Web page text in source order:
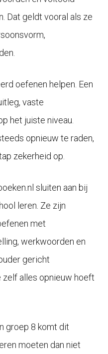
Dat geldt vooral als ze
oefenen helpen. Een
vaste
het juiste niveau.
opnieuw te raden,
zekerheid op.
sluiten aan bij
leren. Ze zijn
met
werkwoorden en
gericht
zelf alles opnieuw hoeft
groep 8 komt dit
moeten dan niet